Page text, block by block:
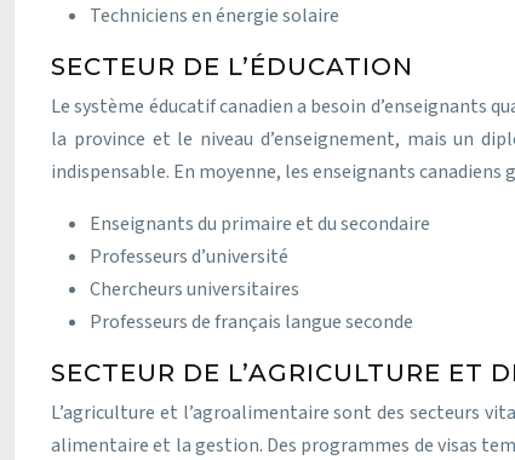
Techniciens en énergie solaire
SECTEUR DE L’ÉDUCATION
Le système éducatif canadien a besoin d’enseignants
la province et le niveau d’enseignement, mais un
indispensable. En moyenne, les enseignants canadiens
Enseignants du primaire et du secondaire
Professeurs d’université
Chercheurs universitaires
Professeurs de français langue seconde
SECTEUR DE L’AGRICULTURE ET
L’agriculture et l’agroalimentaire sont des secteurs
alimentaire et la gestion. Des programmes de visas